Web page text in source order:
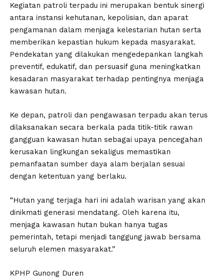
Kegiatan patroli terpadu ini merupakan bentuk sinergi
antara instansi kehutanan, kepolisian, dan aparat
pengamanan dalam menjaga kelestarian hutan serta
memberikan kepastian hukum kepada masyarakat.
Pendekatan yang dilakukan mengedepankan langkah
preventif, edukatif, dan persuasif guna meningkatkan
kesadaran masyarakat terhadap pentingnya menjaga
kawasan hutan.
Ke depan, patroli dan pengawasan terpadu akan terus
dilaksanakan secara berkala pada titik-titik rawan
gangguan kawasan hutan sebagai upaya pencegahan
kerusakan lingkungan sekaligus memastikan
pemanfaatan sumber daya alam berjalan sesuai
dengan ketentuan yang berlaku.
“Hutan yang terjaga hari ini adalah warisan yang akan
dinikmati generasi mendatang. Oleh karena itu,
menjaga kawasan hutan bukan hanya tugas
pemerintah, tetapi menjadi tanggung jawab bersama
seluruh elemen masyarakat.”
KPHP Gunong Duren